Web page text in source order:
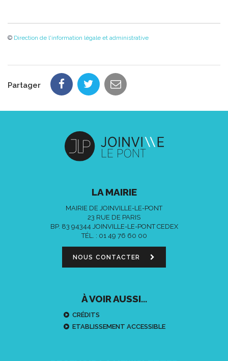
© Direction de l'information légale et administrative
Partager
LA MAIRIE
MAIRIE DE JOINVILLE-LE-PONT
23 RUE DE PARIS
BP. 83 94344 JOINVILLE-LE-PONT CEDEX
TÉL. : 01 49 76 60 00
NOUS CONTACTER
À VOIR AUSSI...
CRÉDITS
ETABLISSEMENT ACCESSIBLE